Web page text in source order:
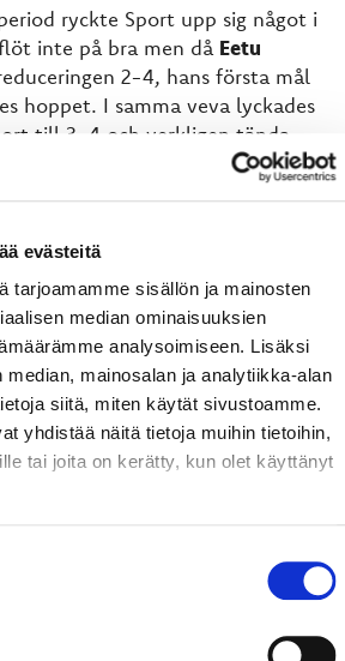
evästeitä
tarjoamamme sisällön ja mainosten
median ominaisuuksien
analysoimiseen. Lisäksi
median, mainosalan ja analytiikka-alan
siitä, miten käytät sivustoamme.
yhdistää näitä tietoja muihin tietoihin,
tai joita on kerätty, kun olet käyttänyt
ryckte Sport upp sig något i
inte på bra men då Eetu
2-4, hans första mål
hoppet. I samma veva lyckades
till 3-4 och verkligen tända
timeout efter målet lyckades
onödiga hakningsutvisning i
spiken i kistan för Sport då
satte in 3-5. Senare kom även
med sig att toppstridslagen
förlorade. KooKoo nappade dock
Sport i tabellen. Jukurit leder
måste få poängen för att